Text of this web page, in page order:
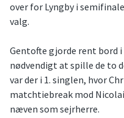
over for Lyngby i
valg.
Gentofte gjorde rent bord
nødvendigt at spille de to
var der i 1. singlen, hvor
matchtiebreak mod
næven som sejrherre.